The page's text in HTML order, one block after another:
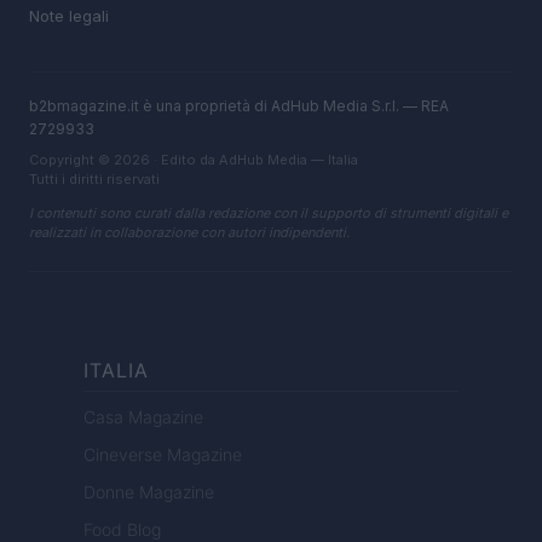
Note legali
b2bmagazine.it è una proprietà di AdHub Media S.r.l. — REA
2729933
Copyright © 2026 · Edito da AdHub Media — Italia
Tutti i diritti riservati
I contenuti sono curati dalla redazione con il supporto di strumenti digitali e
realizzati in collaborazione con autori indipendenti.
ITALIA
Casa Magazine
Cineverse Magazine
Donne Magazine
Food Blog